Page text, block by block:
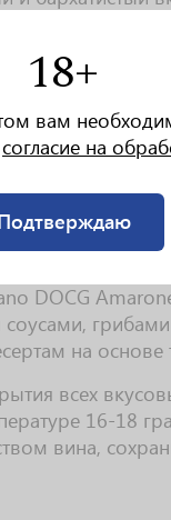
18+
вам
согласие на
табака и дуба.
DOCG
специй. В нем
легкие
раскрывается
добавляют
сочетается с
DOCG
на
всех
16-18
вина,